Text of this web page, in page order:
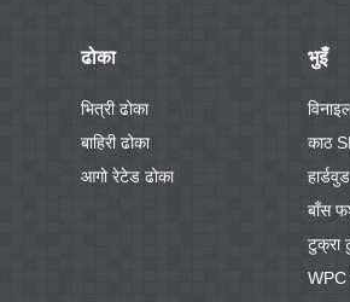
ABA कठोर कोर
लंकार डब्ल्यू ...
ढोका
भित्री ढोका
बाहिरी ढोका
आगो रेटेड ढोका
भुइँ
काठ
बाँस
टुक्रा
WPC